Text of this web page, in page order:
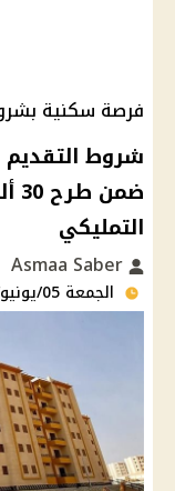
فرصة سكنية
شروط
التمليكي
الجمعة 05/يونيو/2026 - 03:01 ص